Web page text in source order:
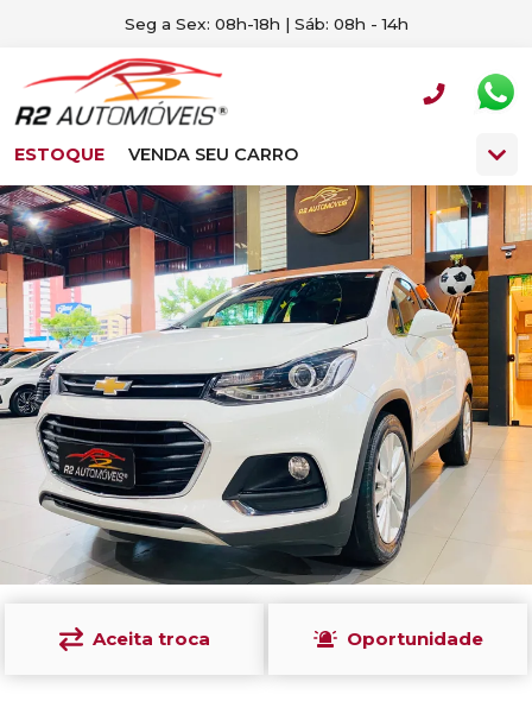
Seg a Sex: 08h-18h | Sáb: 08h - 14h
ESTOQUE VENDA SEU CARRO
Aceita troca Oportunidade